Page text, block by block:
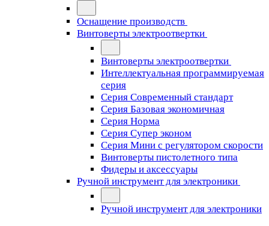
Оснащение производств
Винтоверты электроотвертки
Винтоверты электроотвертки
Интеллектуальная программируемая
серия
Серия Современный стандарт
Серия Базовая экономичная
Серия Норма
Серия Cупер эконом
Серия Мини с регулятором скорости
Винтоверты пистолетного типа
Фидеры и аксессуары
Ручной инструмент для электроники
Ручной инструмент для электроники